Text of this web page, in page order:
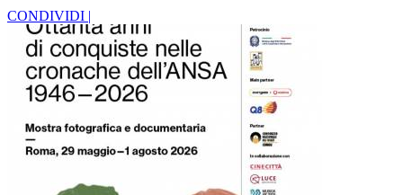
CONDIVIDI |